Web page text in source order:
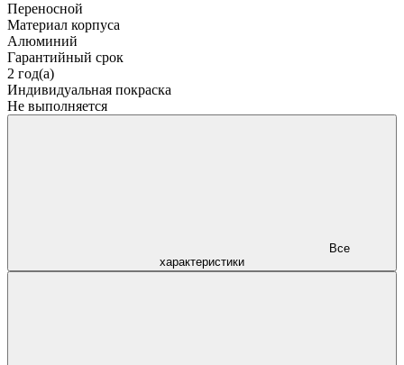
Переносной
Материал корпуса
Алюминий
Гарантийный срок
2 год(а)
Индивидуальная покраска
Не выполняется
характеристики